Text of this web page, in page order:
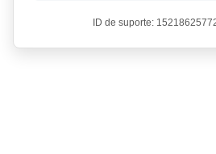
ID de suporte: